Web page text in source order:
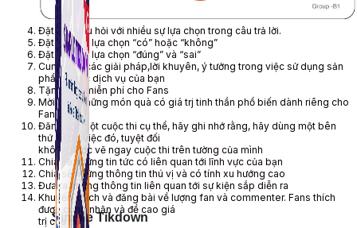
Simple Tikdown
Đặt các câu hỏi với nhiều sự lựa chọn trong câu trả lời.
Đặt câu hỏi lựa chọn “có” hoặc “không”
Đặt câu hỏi lựa chọn “đúng” và “sai”
Cung cấp các giải pháp,lời khuyên, ý tưởng trong việc sử dụng sản
phẩm hoặc dịch vụ của bạn
Tặng quà miễn phí cho Fans
Mời mọc những món quà có giá trj tinh thần phổ biến dành riêng cho
Fans
Đăng cai một cuộc thi cụ thể, hãy ghi nhớ rằng, hãy dùng một bên
thứ 3 làm việc đó, tuyệt đối
không được vẽ ngay cuộc thi trên tường của mình
Chia sẻ những tin tức có liên quan tới lĩnh vực của bạn
Chia sẻ những thông tin thú vị và có tính xu hướng cao
Đưa ra những thông tin liên quan tới sự kiện sắp diễn ra
Khuyến khích và đăng bài về lượng fan và commenter. Fans thích
được công nhận và đề cao giá
trị của họ